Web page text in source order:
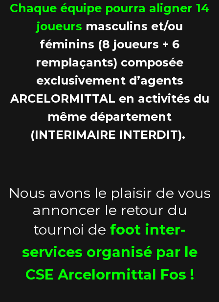
Chaque équipe pourra aligner 14
joueurs masculins et/ou
féminins (8 joueurs + 6
remplaçants) composée
exclusivement d’agents
ARCELORMITTAL en activités du
même département
(INTERIMAIRE INTERDIT).
Nous avons le plaisir de vous
annoncer le retour du
tournoi de foot inter-
services organisé par le
CSE Arcelormittal Fos !